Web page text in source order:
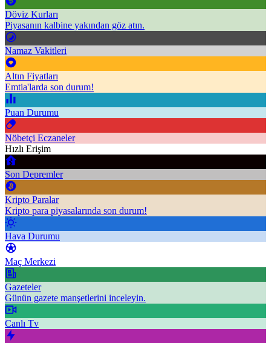
Döviz Kurları
Piyasanın kalbine yakından göz atın.
Namaz Vakitleri
Altın Fiyatları
Emtia'larda son durum!
Puan Durumu
Nöbetçi Eczaneler
Hızlı Erişim
Son Depremler
Kripto Paralar
Kripto para piyasalarında son durum!
Hava Durumu
Maç Merkezi
Gazeteler
Günün gazete manşetlerini inceleyin.
Canlı Tv